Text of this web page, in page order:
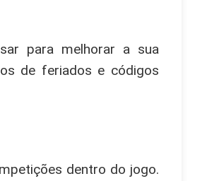
para melhorar a sua
de feriados e códigos
dentro do jogo.